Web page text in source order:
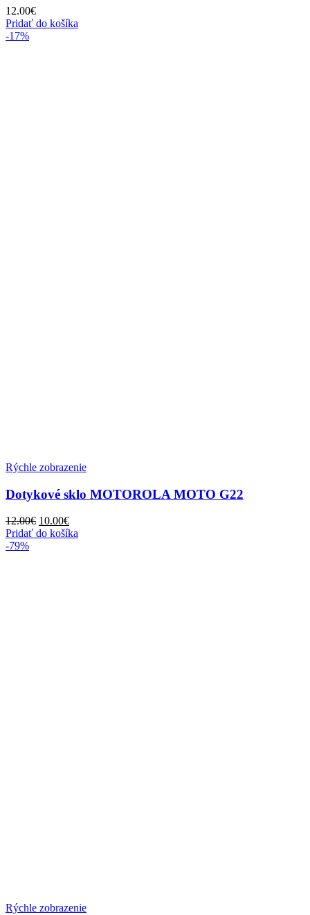
12.00€
Pridať do košíka
-17%
Rýchle zobrazenie
Dotykové sklo MOTOROLA MOTO G22
12.00€ Pôvodná
cena
10.00€Aktuálna
cena
Pridať do košíka
-79%
Rýchle zobrazenie